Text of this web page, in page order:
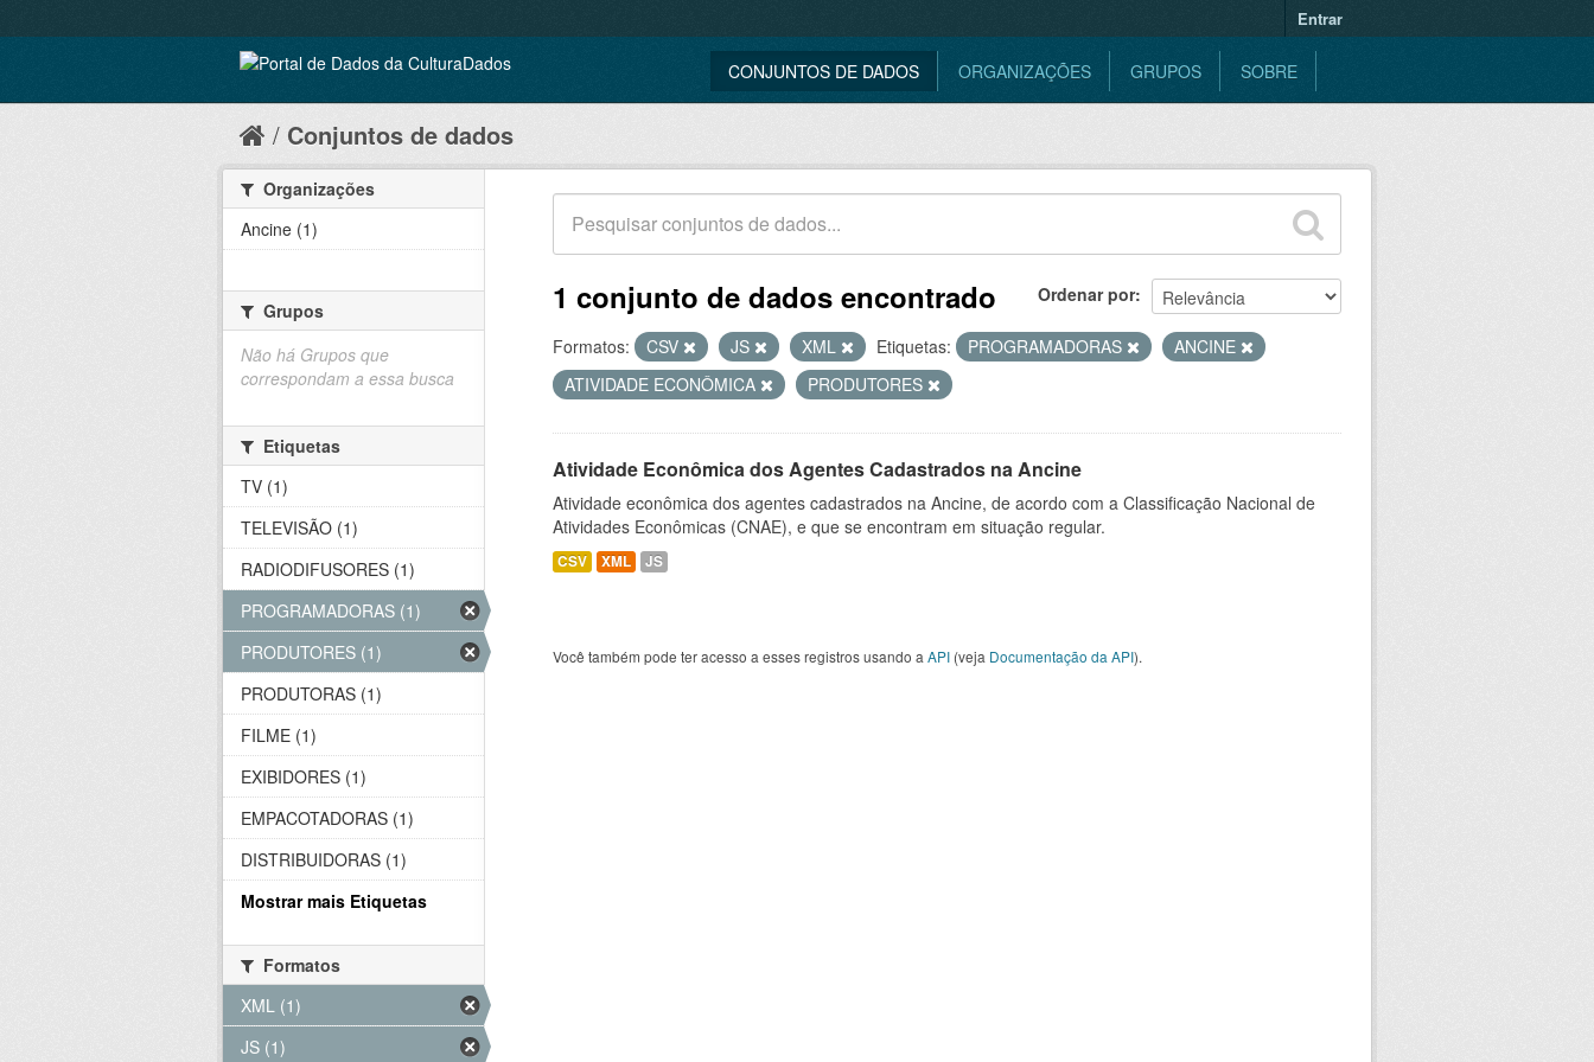
Entrar
CONJUNTOS DE DADOS ORGANIZAÇÕES GRUPOS SOBRE
Conjuntos de dados
Ordenar por
1 conjunto de dados encontrado
Formatos: CSV JS XML Etiquetas: PROGRAMADORAS
ANCINE
ATIVIDADE ECONÔMICA
PRODUTORES
Atividade Econômica dos Agentes Cadastrados na Ancine
Atividade econômica dos agentes cadastrados na Ancine, de acordo com a Classificação Nacional de
Atividades Econômicas (CNAE), e que se encontram em situação regular.
CSV XML JS
Você também pode ter acesso a esses registros usando a API (veja Documentação da API).
Organizações
Ancine (1)
Grupos
Não há Grupos que
correspondam a essa busca
Etiquetas
TV (1)
TELEVISÃO (1)
RADIODIFUSORES (1)
PROGRAMADORAS (1)
PRODUTORES (1)
PRODUTORAS (1)
FILME (1)
EXIBIDORES (1)
EMPACOTADORAS (1)
DISTRIBUIDORAS (1)
Mostrar mais Etiquetas
Formatos
XML (1)
JS (1)